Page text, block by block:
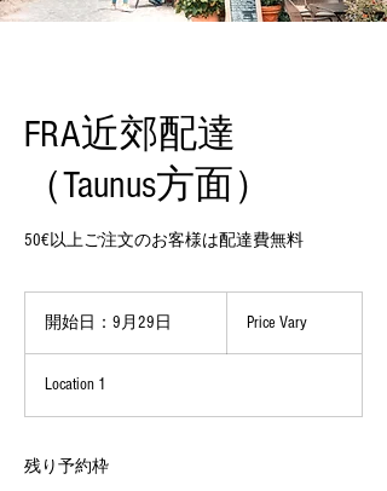
FRA近郊配達
（Taunus方面）
50€以上ご注文のお客様は配達費無料
開始日：9月29日
9
Price Vary
Location 1
残り予約枠